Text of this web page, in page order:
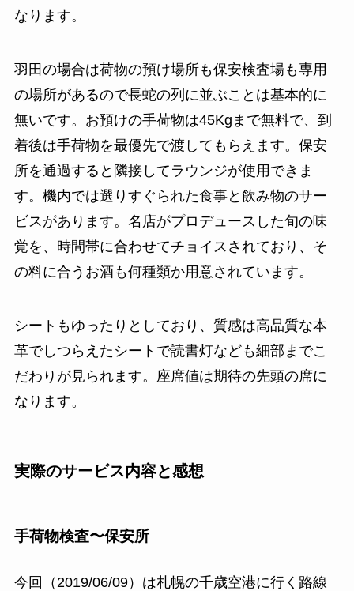
なります。
羽田の場合は荷物の預け場所も保安検査場も専用
の場所があるので長蛇の列に並ぶことは基本的に
無いです。お預けの手荷物は45Kgまで無料で、到
着後は手荷物を最優先で渡してもらえます。保安
所を通過すると隣接してラウンジが使用できま
す。機内では選りすぐられた食事と飲み物のサー
ビスがあります。名店がプロデュースした旬の味
覚を、時間帯に合わせてチョイスされており、そ
の料に合うお酒も何種類か用意されています。
シートもゆったりとしており、質感は高品質な本
革でしつらえたシートで読書灯なども細部までこ
だわりが見られます。座席値は期待の先頭の席に
なります。
実際のサービス内容と感想
手荷物検査〜保安所
今回（2019/06/09）は札幌の千歳空港に行く路線